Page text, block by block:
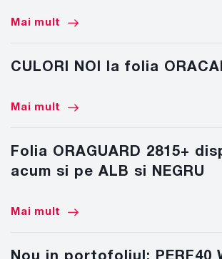
Mai mult
CULORI NOI la folia
Mai mult
Folia ORAGUARD 2815+
acum si pe ALB si NEGRU
Mai mult